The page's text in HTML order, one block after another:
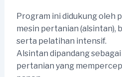
Program ini didukung oleh
mesin pertanian (alsintan),
serta pelatihan intensif.
Alsintan dipandang
pertanian yang